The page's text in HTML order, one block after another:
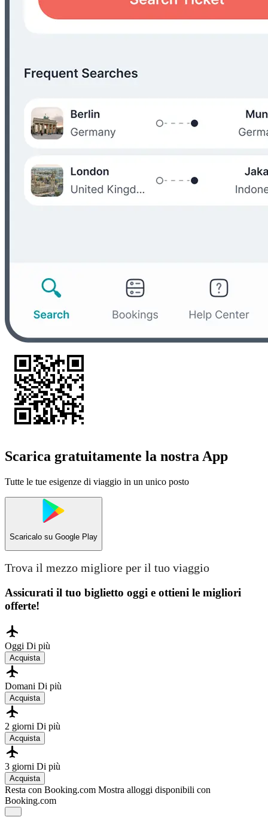
Scarica gratuitamente la nostra App
Tutte le tue esigenze di viaggio in un unico posto
Scaricalo su Google Play
Trova il mezzo migliore per il tuo viaggio
Assicurati il ​​tuo biglietto oggi e ottieni le migliori
offerte!
Oggi Di più
Acquista
Domani Di più
Acquista
2 giorni Di più
Acquista
3 giorni Di più
Acquista
Resta con Booking.com Mostra alloggi disponibili con
Booking.com